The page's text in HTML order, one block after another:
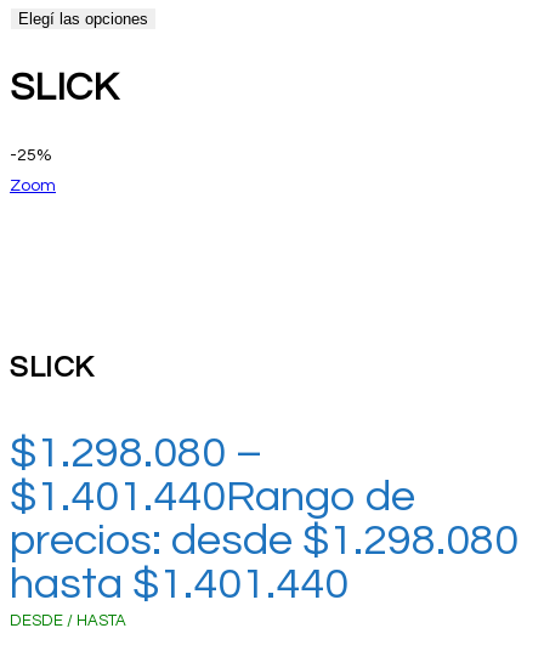
Elegí las opciones
SLICK
-25%
Zoom
SLICK
$1.298.080 –
$1.401.440Rango de
precios: desde $1.298.080
hasta $1.401.440
DESDE / HASTA